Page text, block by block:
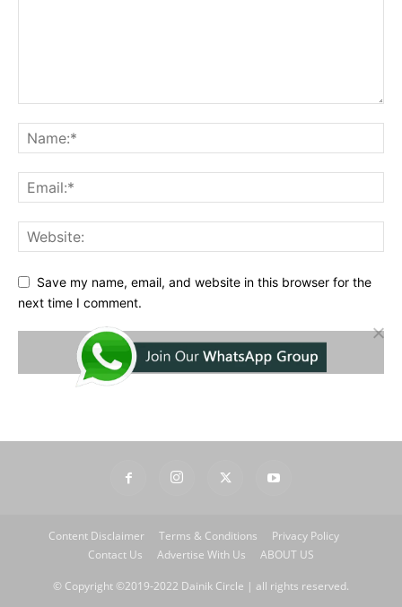
Save my name, email, and website in this browser for the
next time I comment.
Content Disclaimer Terms & Conditions
Privacy Policy
Contact Us
Advertise With Us ABOUT US
© Copyright ©2019-2022 Dainik Circle | all rights reserved.